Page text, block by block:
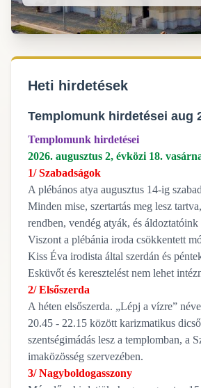
Heti hirdetések
Templomunk hirdetései aug
Templomunk hirdetései
2026. augusztus 2, évközi 18.
1/ Szabadságok
A plébános atya augusztus 14-ig
Minden mise, szertartás meg lesz
rendben, vendég atyák, és áldoztatóink
Viszont a plébánia iroda csökkentett
Kiss Éva irodista által szerdán és
Esküvőt és keresztelést nem lehet
2/ Elsőszerda
A héten elsőszerda. „Lépj a vízre”
20.45 - 22.15 között karizmatikus
szentségimádás lesz a templomban, a
imaközösség szervezében.
3/ Nagyboldogasszony